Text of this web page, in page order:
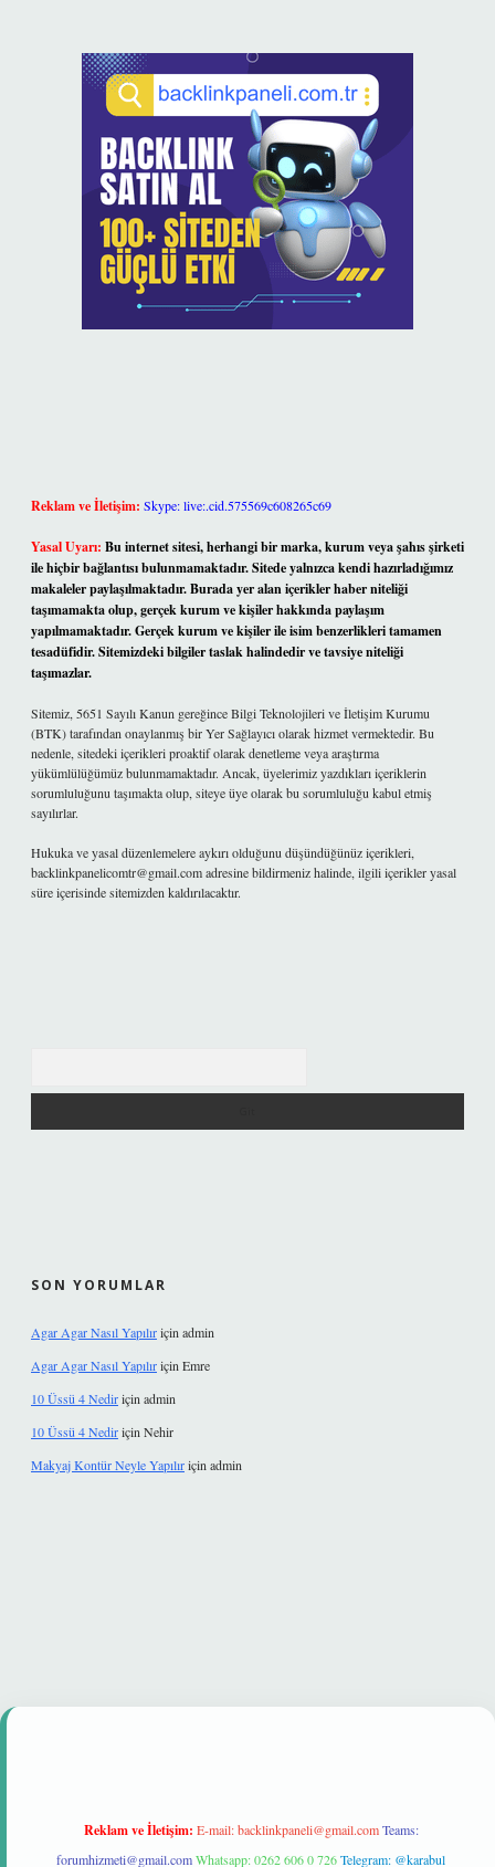
Reklam ve İletişim: Skype: live:.cid.575569c608265c69
Yasal Uyarı: Bu internet sitesi, herhangi bir marka, kurum veya şahıs şirketi
ile hiçbir bağlantısı bulunmamaktadır. Sitede yalnızca kendi hazırladığımız
makaleler paylaşılmaktadır. Burada yer alan içerikler haber niteliği
taşımamakta olup, gerçek kurum ve kişiler hakkında paylaşım
yapılmamaktadır. Gerçek kurum ve kişiler ile isim benzerlikleri tamamen
tesadüfidir. Sitemizdeki bilgiler taslak halindedir ve tavsiye niteliği
taşımazlar.
Sitemiz, 5651 Sayılı Kanun gereğince Bilgi Teknolojileri ve İletişim Kurumu
(BTK) tarafından onaylanmış bir Yer Sağlayıcı olarak hizmet vermektedir. Bu
nedenle, sitedeki içerikleri proaktif olarak denetleme veya araştırma
yükümlülüğümüz bulunmamaktadır. Ancak, üyelerimiz yazdıkları içeriklerin
sorumluluğunu taşımakta olup, siteye üye olarak bu sorumluluğu kabul etmiş
sayılırlar.
Hukuka ve yasal düzenlemelere aykırı olduğunu düşündüğünüz içerikleri,
backlinkpanelicomtr@gmail.comadresine bildirmeniz halinde, ilgili içerikler yasal
süre içerisinde sitemizden kaldırılacaktır.
SON YORUMLAR
Agar Agar Nasıl Yapılıriçin admin
Agar Agar Nasıl Yapılıriçin Emre
10 Üssü 4 Nediriçin admin
10 Üssü 4 Nediriçin Nehir
Makyaj Kontür Neyle Yapılıriçin admin
güvenilir mi
Reklam ve İletişim: E-mail:backlinkpaneli@gmail.com Teams:
forumhizmeti@gmail.comWhatsapp: 0262 606 0 726Telegram: @karabul